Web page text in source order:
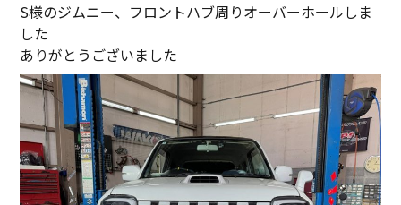
S様のジムニー、フロントハブ周りオーバーホールしま
した
ありがとうございました